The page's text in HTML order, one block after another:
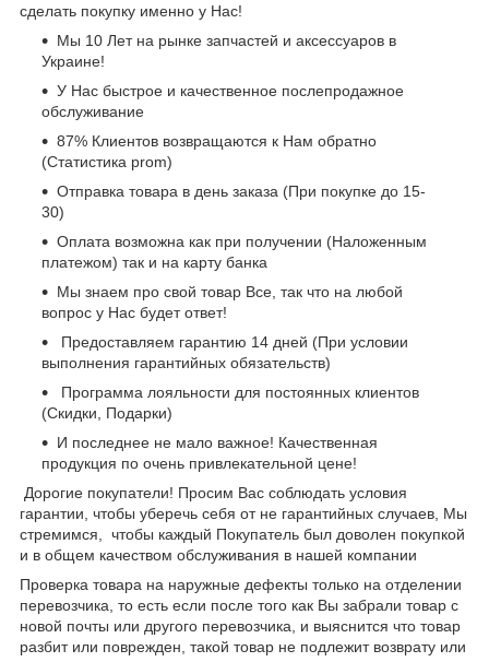
сделать покупку именно у Нас!
Мы 10 Лет на рынке запчастей и аксессуаров в
Украине!
У Нас быстрое и качественное послепродажное
обслуживание
87% Клиентов возвращаются к Нам обратно
(Статистика prom)
Отправка товара в день заказа (При покупке до 15-
30)
Оплата возможна как при получении (Наложенным
платежом) так и на карту банка
Мы знаем про свой товар Все, так что на любой
вопрос у Нас будет ответ!
Предоставляем гарантию 14 дней (При условии
выполнения гарантийных обязательств)
Программа лояльности для постоянных клиентов
(Скидки, Подарки)
И последнее не мало важное! Качественная
продукция по очень привлекательной цене!
Дорогие покупатели! Просим Вас соблюдать условия
гарантии, чтобы уберечь себя от не гарантийных случаев, Мы
стремимся, чтобы каждый Покупатель был доволен покупкой
и в общем качеством обслуживания в нашей компании
Проверка товара на наружные дефекты только на отделении
перевозчика, то есть если после того как Вы забрали товар с
новой почты или другого перевозчика, и выяснится что товар
разбит или поврежден, такой товар не подлежит возврату или